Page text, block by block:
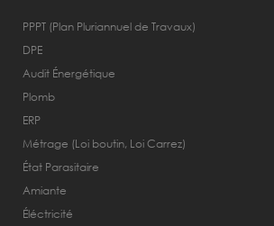
PPPT (Plan Pluriannuel de Travaux)
DPE
Audit Énergétique
Plomb
ERP
Métrage (Loi boutin, Loi Carrez)
État Parasitaire
Amiante
Éléctricité